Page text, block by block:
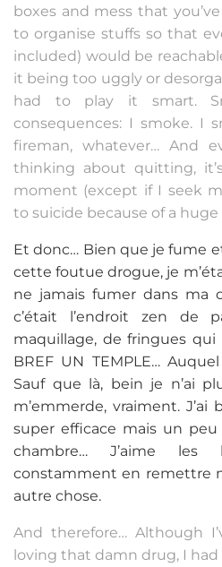
boxes and mess that
to organise stuffs so that
included) would be
it being too uggly or
had to play it smart.
consequences: I smoke. I
fireman, whatever… And
thinking about quitting,
moment (except if I seek
to suicide because of a
Et donc… Bien que je fume
cette foutue drogue, je
ne jamais fumer dans ma
c’était l’endroit zen de
maquillage, de fringues
BREF UN TEMPLE…
Sauf que là, bein je n’ai
m’emmerde, vraiment.
super efficace mais un
chambre… J’aime les
constamment en remettre
autre chose.
And therefore… Although
loving that damn drug, I had